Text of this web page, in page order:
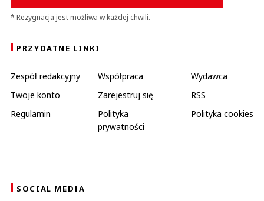
* Rezygnacja jest możliwa w każdej chwili.
PRZYDATNE LINKI
Zespół redakcyjny Współpraca
Wydawca
Twoje konto
Zarejestruj się
RSS
Regulamin
Polityka
prywatności
Polityka cookies
SOCIAL MEDIA